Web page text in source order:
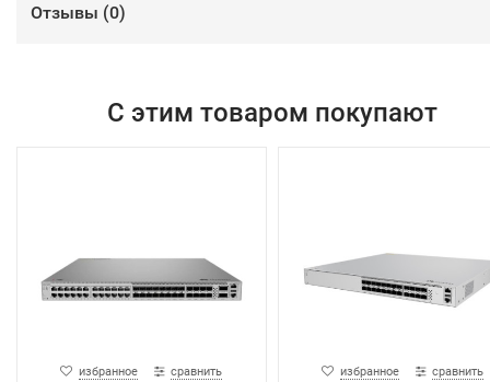
Отзывы (0)
С этим товаром покупают
избранное сравнить избранное сравнить